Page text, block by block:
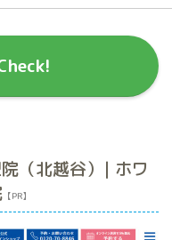
（北越谷）| ホワ
【PR】